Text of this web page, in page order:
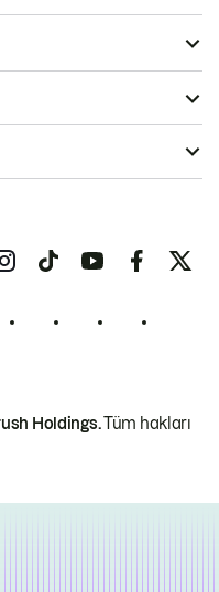
Holdings.Tüm hakları